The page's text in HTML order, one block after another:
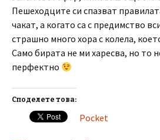
Пешеходците си спазват
чакат, а когато са с предимство
страшно много хора с колела,
Само бирата не ми харесва, но то
перфектно
Споделете това:
Pocket